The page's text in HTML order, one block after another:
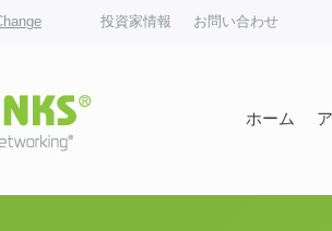
投資家情報 お問い合わせ
ホーム
ホーム